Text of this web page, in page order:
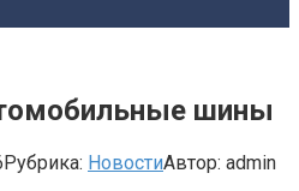
шины
Рубрика: НовостиАвтор: admin